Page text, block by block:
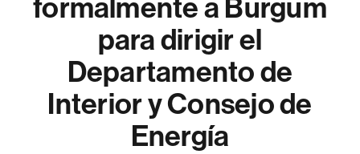
formalmente a Burgum
para dirigir el
Departamento de
Interior y Consejo de
Energía